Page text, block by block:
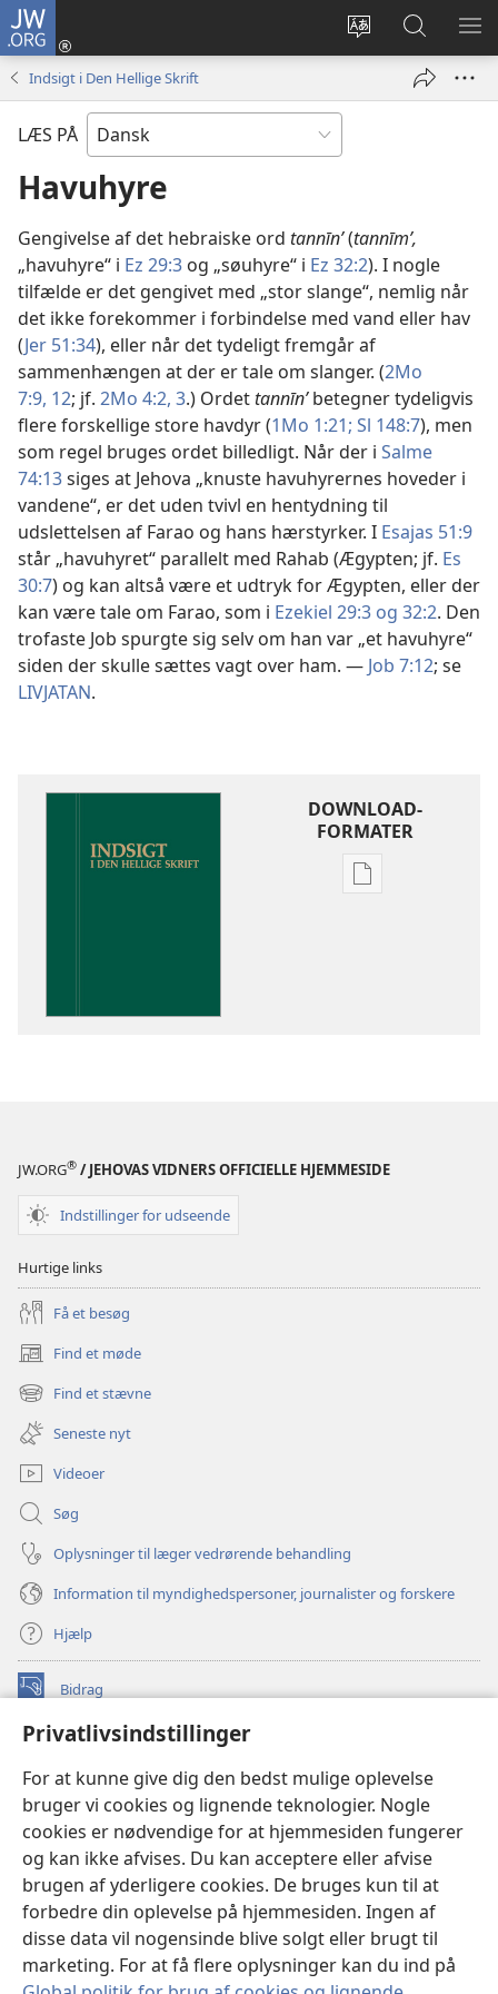
Privatlivsindstillinger
For at kunne give dig den bedst mulige oplevelse
bruger vi cookies og lignende teknologier. Nogle
cookies er nødvendige for at hjemmesiden fungerer
og kan ikke afvises. Du kan acceptere eller afvise
brugen af yderligere cookies. De bruges kun til at
forbedre din oplevelse på hjemmesiden. Ingen af
disse data vil nogensinde blive solgt eller brugt til
marketing. For at få flere oplysninger kan du ind på
JW.ORG
Vælg
Log
på
vindue)
Søg
på
JW.ORG
VIS
Indsigt i Den Hellige Skrift
LÆS PÅ
Havuhyre
Gengivelse af det hebraiske ord tannīnʹ(tannīmʹ,
„havuhyre“ i Ez 29:3 og „søuhyre“ i Ez 32:2). I nogle
tilfælde er det gengivet med „stor slange“, nemlig når
det ikke forekommer i forbindelse med vand eller hav
(Jer 51:34), eller når det tydeligt fremgår af
sammenhængen at der er tale om slanger. (2Mo
7:9, 12; jf. 2Mo 4:2, 3.) Ordet tannīnʹbetegner tydeligvis
flere forskellige store havdyr (1Mo 1:21; Sl 148:7), men
som regel bruges ordet billedligt. Når der i Salme
74:13siges at Jehova „knuste havuhyrernes hoveder i
vandene“, er det uden tvivl en hentydning til
udslettelsen af Farao og hans hærstyrker. I Esajas 51:9
står „havuhyret“ parallelt med Rahab (Ægypten; jf. Es
30:7) og kan altså være et udtryk for Ægypten, eller der
kan være tale om Farao, som i Ezekiel 29:3 og 32:2. Den
trofaste Job spurgte sig selv om han var „et havuhyre“
siden der skulle sættes vagt over ham. — Job 7:12; se
LIVJATAN.
DOWNLOAD-
FORMATER
Indstillinger
JW.ORG® / JEHOVAS VIDNERS OFFICIELLE HJEMMESIDE
Indstillinger for udseende
Hurtige links
Få et besøg
Find et møde
(åbner
nyt
vindue)
Find et stævne
(åbner
nyt
vindue)
Seneste nyt
Videoer
Søg
Oplysninger til læger vedrørende behandling
Information til myndighedspersoner, journalister og forskere
Hjælp
Bidrag
(åbner
vindue)Watchtower ONLINE LIBRARY™
nyt
vindue)JW Hub
(åbner
nyt
vindue)JW Library
Watchtower Library